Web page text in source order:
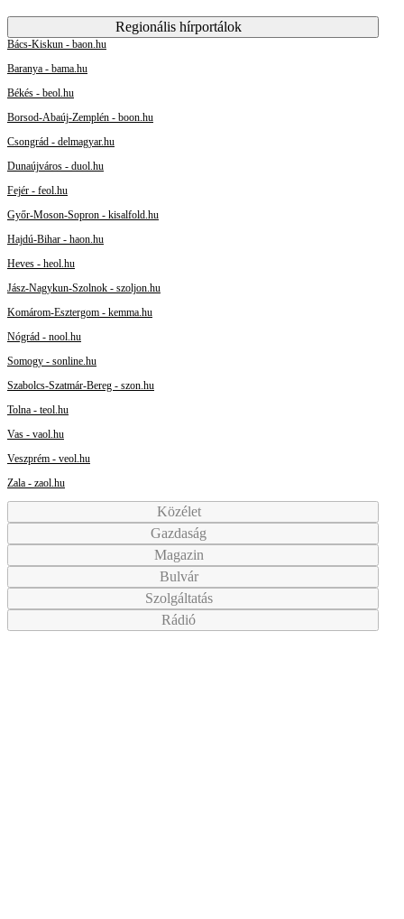
Regionális hírportálok
Bács-Kiskun - baon.hu
Baranya - bama.hu
Békés - beol.hu
Borsod-Abaúj-Zemplén - boon.hu
Csongrád - delmagyar.hu
Dunaújváros - duol.hu
Fejér - feol.hu
Győr-Moson-Sopron - kisalfold.hu
Hajdú-Bihar - haon.hu
Heves - heol.hu
Jász-Nagykun-Szolnok - szoljon.hu
Komárom-Esztergom - kemma.hu
Nógrád - nool.hu
Somogy - sonline.hu
Szabolcs-Szatmár-Bereg - szon.hu
Tolna - teol.hu
Vas - vaol.hu
Veszprém - veol.hu
Zala - zaol.hu
Közélet
Gazdaság
Magazin
Bulvár
Szolgáltatás
Rádió